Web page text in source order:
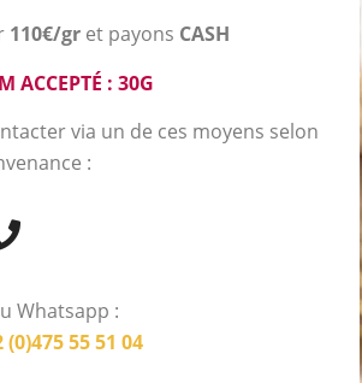
110€/gr et payons CASH
ACCEPTÉ : 30G
via un de ces moyens selon
:
Whatsapp :
(0)475 55 51 04